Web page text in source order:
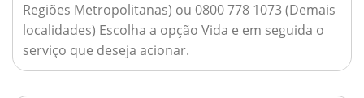
Regiões Metropolitanas) ou 0800 778 1073 (Demais
localidades) Escolha a opção Vida e em seguida o
serviço que deseja acionar.